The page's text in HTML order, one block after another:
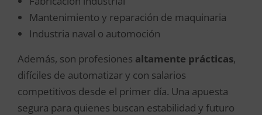
Mantenimiento y reparación de maquinaria
Industria naval o automoción
Además, son profesiones altamente prácticas,
difíciles de automatizar y con salarios
competitivos desde el primer día. Una apuesta
segura para quienes buscan estabilidad y futuro